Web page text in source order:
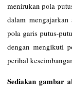
menirukan pola
dalam
pola garis putus-
dengan mengikuti
perihal
Sediakan gambar